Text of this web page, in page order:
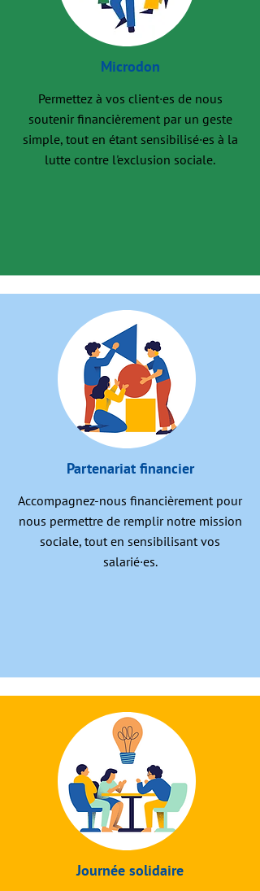
Microdon
Permettez à vos client·es de nous
soutenir financièrement par un geste
simple, tout en étant sensibilisé·es à la
lutte contre l'exclusion sociale.
Partenariat financier
Accompagnez-nous financièrement pour
nous permettre de remplir notre mission
sociale, tout en sensibilisant vos
salarié·es.
Journée solidaire